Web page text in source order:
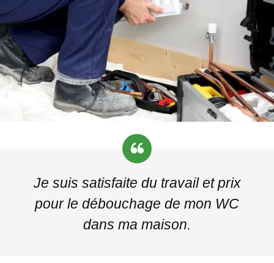
Je suis satisfaite du travail et prix
pour le débouchage de mon WC
dans ma maison.